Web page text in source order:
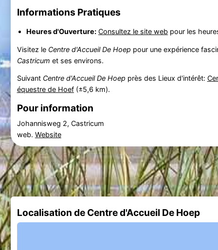
Informations Pratiques
Heures d'Ouverture: Consultez le site webpour les
Visitez le Centre d'Accueil De Hoep pour une expérience
Castricum et ses environs.
Suivant Centre d'Accueil De Hoep près des Lieux d'intérêt:
équestre de Hoef(±5,6 km).
Pour information
Johannisweg 2, Castricum
web. Website
Localisation de Centre d'Accueil De Hoep